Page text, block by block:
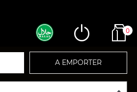
0
A EMPORTER